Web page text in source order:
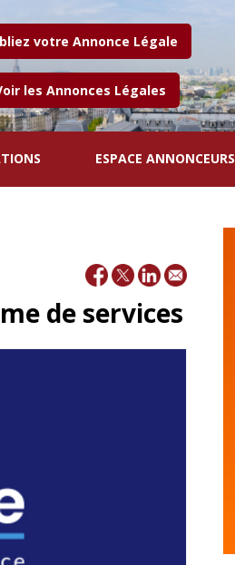
votre Annonce Légale
les Annonces Légales
ESPACE ANNONCEURS
de services